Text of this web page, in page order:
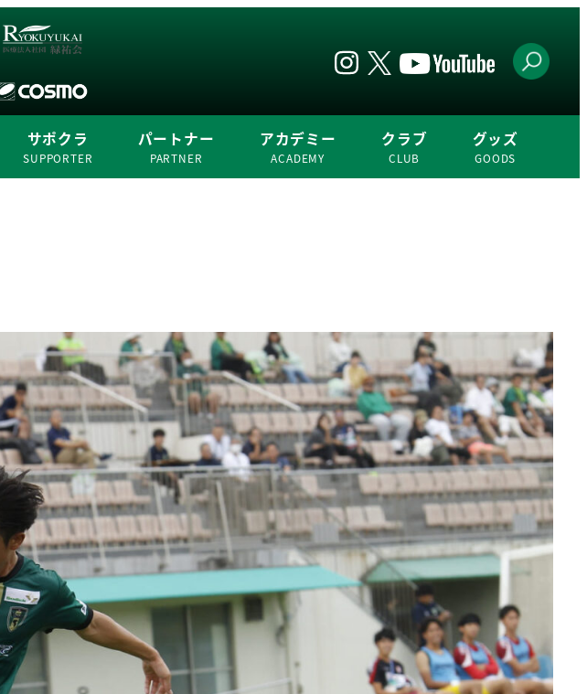
サポクラ
SUPPORTER
パートナー
PARTNER
アカデミー
ACADEMY
クラブ
CLUB
グッズ
GOODS